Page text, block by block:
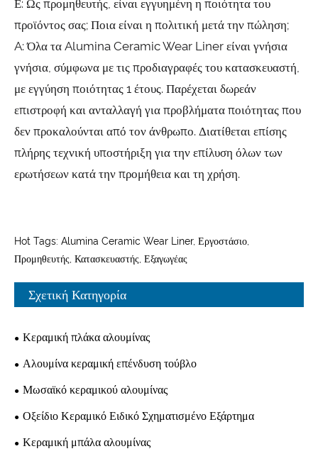
Ε: Ως προμηθευτής, είναι εγγυημένη η ποιότητα του
προϊόντος σας; Ποια είναι η πολιτική μετά την πώληση;
A: Όλα τα Alumina Ceramic Wear Liner είναι γνήσια
γνήσια, σύμφωνα με τις προδιαγραφές του κατασκευαστή,
με εγγύηση ποιότητας 1 έτους. Παρέχεται δωρεάν
επιστροφή και ανταλλαγή για προβλήματα ποιότητας που
δεν προκαλούνται από τον άνθρωπο. Διατίθεται επίσης
πλήρης τεχνική υποστήριξη για την επίλυση όλων των
ερωτήσεων κατά την προμήθεια και τη χρήση.
Hot Tags: Alumina Ceramic Wear Liner, Εργοστάσιο,
Προμηθευτής, Κατασκευαστής, Εξαγωγέας
Σχετική Κατηγορία
Κεραμική πλάκα αλουμίνας
Αλουμίνα κεραμική επένδυση τούβλο
Μωσαϊκό κεραμικού αλουμίνας
Οξείδιο Κεραμικό Ειδικό Σχηματισμένο Εξάρτημα
Κεραμική μπάλα αλουμίνας